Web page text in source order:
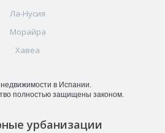
Ла-Нусия
Морайра
Хавеа
недвижимости в Испании.
полностью защищены законом.
урбанизации